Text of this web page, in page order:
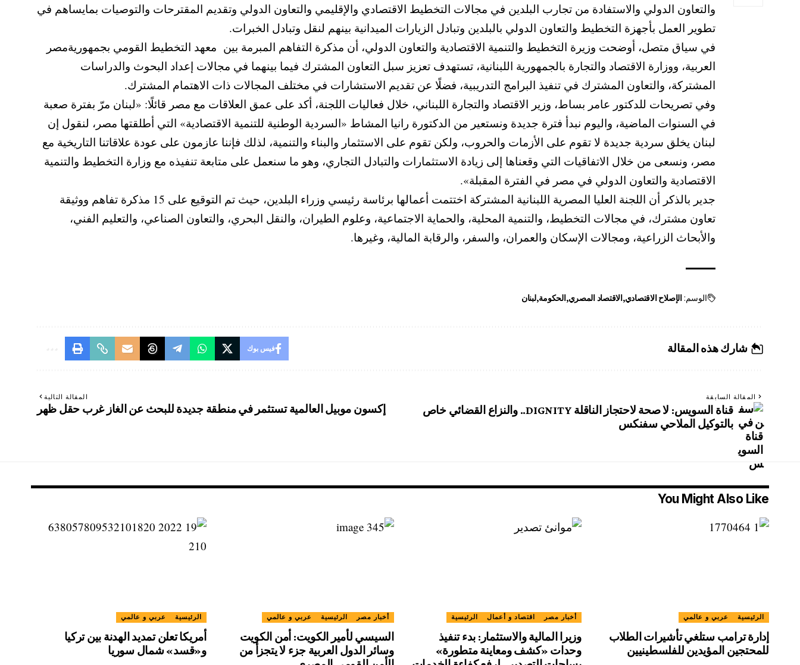
والتعاون الدولي والاستفادة من تجارب البلدين في مجالات التخطيط الاقتصادي والإقليمي والتعاون الدولي وتقديم المقترحات والتوصيات بمايساهم في
تطوير العمل بأجهزة التخطيط والتعاون الدولي بالبلدين وتبادل الزيارات الميدانية بينهم لنقل وتبادل الخبرات.
في سياق متصل، أوضحت وزيرة التخطيط والتنمية الاقتصادية والتعاون الدولي، أن مذكرة التفاهم المبرمة بين معهد التخطيط القومي بجمهوريةمصر
العربية، ووزارة الاقتصاد والتجارة بالجمهورية اللبنانية، تستهدف تعزيز سبل التعاون المشترك فيما بينهما في مجالات إعداد البحوث والدراسات
المشتركة، والتعاون المشترك في تنفيذ البرامج التدريبية، فضلًا عن تقديم الاستشارات في مختلف المجالات ذات الاهتمام المشترك.
وفي تصريحات للدكتور عامر بساط، وزير الاقتصاد والتجارة اللبناني، خلال فعاليات اللجنة، أكد على عمق العلاقات مع مصر قائلًا: «لبنان مرّ بفترة صعبة
في السنوات الماضية، واليوم نبدأ فترة جديدة ونستعير من الدكتورة رانيا المشاط «السردية الوطنية للتنمية الاقتصادية» التي أطلقتها مصر، لنقول إن
لبنان يخلق سردية جديدة لا تقوم على الأزمات والحروب، ولكن تقوم على الاستثمار والبناء والتنمية، لذلك فإننا عازمون على عودة علاقاتنا التاريخية مع
مصر، ونسعى من خلال الاتفاقيات التي وقعناها إلى زيادة الاستثمارات والتبادل التجاري، وهو ما سنعمل على متابعة تنفيذه مع وزارة التخطيط والتنمية
الاقتصادية والتعاون الدولي في مصر في الفترة المقبلة».
جدير بالذكر أن اللجنة العليا المصرية اللبنانية المشتركة اختتمت أعمالها برئاسة رئيسي وزراء البلدين، حيث تم التوقيع على 15 مذكرة تفاهم ووثيقة
تعاون مشترك، في مجالات التخطيط، والتنمية المحلية، والحماية الاجتماعية، وعلوم الطيران، والنقل البحري، والتعاون الصناعي، والتعليم الفني،
والأبحاث الزراعية، ومجالات الإسكان والعمران، والسفر، والرقابة المالية، وغيرها.
الوسم:الإصلاح الاقتصادي الاقتصاد المصري الحكومة لبنان
شارك هذه المقالة فيس بوك
المقالة السابقة
قناة السويس: لا صحة لاحتجاز الناقلة DIGNITY.. والنزاع القضائي خاص
بالتوكيل الملاحي سفنكس
المقالة التالية
إكسون موبيل العالمية تستثمر في منطقة جديدة للبحث عن الغاز غرب حقل ظهر
You Might Also Like
الرئيسية عربي و عالمي
إدارة ترامب ستلغي تأشيرات الطلاب
للمحتجين المؤيدين للفلسطينيين
أخبار مصر اقتصاد و أعمال الرئيسية
وزيرا المالية والاستثمار: بدء تنفيذ
وحدات «كشف ومعاينة متطورة»
أخبار مصر الرئيسية عربي و عالمي
السيسي لأمير الكويت: أمن الكويت
وسائر الدول العربية جزء لا يتجزأ من
الرئيسية عربي و عالمي
أمريكا تعلن تمديد الهدنة بين تركيا
و«قسد» شمال سوريا